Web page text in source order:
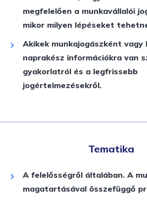
megfelelően a munkavállalói
mikor milyen lépéseket
Akikek munkajogászként vagy
naprakész információkra van
gyakorlatról és a legfrissebb
jogértelmezésekről.
Tematika
A felelősségről általában. A
magatartásával összefüggő